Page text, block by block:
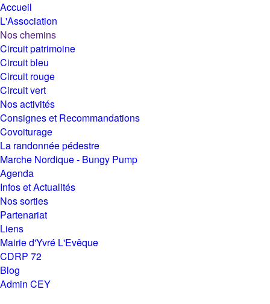
Accueil
L'Association
Nos chemins
Circuit patrimoine
Circuit bleu
Circuit rouge
Circuit vert
Nos activités
Consignes et Recommandations
Covoiturage
La randonnée pédestre
Marche Nordique - Bungy Pump
Agenda
Infos et Actualités
Nos sorties
Partenariat
Liens
Mairie d'Yvré L'Evêque
CDRP 72
Blog
Admin CEY